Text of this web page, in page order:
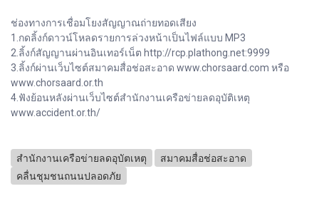
ช่องทางการเชื่อมโยงสัญญาณถ่ายทอดเสียง
1.กดลิ้งก์ดาวน์โหลดรายการล่วงหน้าเป็นไฟล์แบบ MP3
2.ลิ้งก์สัญญานผ่านอินเทอร์เน็ต http://rcp.plathong.net:9999
3.ลิ้งก์ผ่านเว็บไซต์สมาคมสื่อช่อสะอาด www.chorsaard.com หรือ
www.chorsaard.or.th
4.ฟังย้อนหลังผ่านเว็บไซต์สำนักงานเครือข่ายลดอุบัติเหตุ
www.accident.or.th/
สำนักงานเครือข่ายลดอุบัตเหตุ
สมาคมสื่อช่อสะอาด
คลื่นชุมชนถนนปลอดภัย